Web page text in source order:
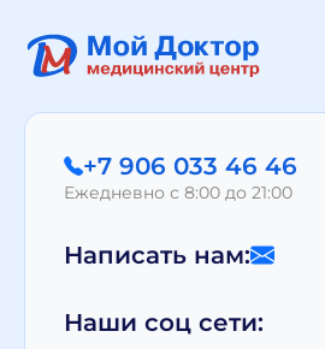
+7 906 033 46 46
Ежедневно с 8:00 до 21:00
Написать нам:
Наши соц сети: